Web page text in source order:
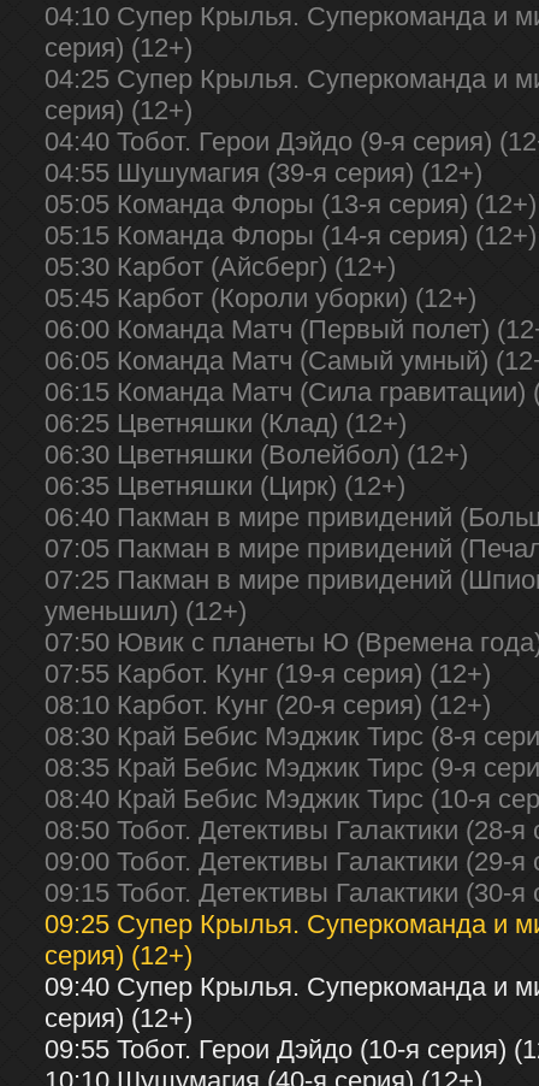
04:10 Супер Крылья. Суперкоманда и
серия) (12+)
04:25 Супер Крылья. Суперкоманда и
серия) (12+)
04:40 Тобот. Герои Дэйдо (9-я серия)
04:55 Шушумагия (39-я серия) (12+)
05:05 Команда Флоры (13-я серия) (12+)
05:15 Команда Флоры (14-я серия) (12+)
05:30 Карбот (Айсберг) (12+)
05:45 Карбот (Короли уборки) (12+)
06:00 Команда Матч (Первый полет)
06:05 Команда Матч (Самый умный)
06:15 Команда Матч (Сила гравитации)
06:25 Цветняшки (Клад) (12+)
06:30 Цветняшки (Волейбол) (12+)
06:35 Цветняшки (Цирк) (12+)
06:40 Пакман в мире привидений
07:05 Пакман в мире привидений
07:25 Пакман в мире привидений
уменьшил) (12+)
07:50 Ювик с планеты Ю (Времена
07:55 Карбот. Кунг (19-я серия) (12+)
08:10 Карбот. Кунг (20-я серия) (12+)
08:30 Край Бебис Мэджик Тирс (8-я
08:35 Край Бебис Мэджик Тирс (9-я
08:40 Край Бебис Мэджик Тирс (10-я
08:50 Тобот. Детективы Галактики (28-я
09:00 Тобот. Детективы Галактики (29-я
09:15 Тобот. Детективы Галактики (30-я
09:25 Супер Крылья. Суперкоманда и
серия) (12+)
09:40 Супер Крылья. Суперкоманда и
серия) (12+)
09:55 Тобот. Герои Дэйдо (10-я серия)